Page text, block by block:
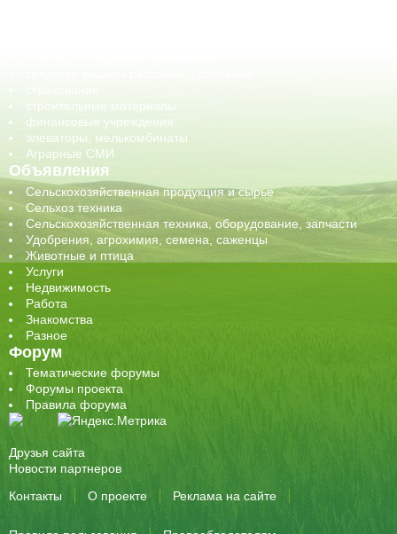
строительные материалы
финансовые учреждения
элеваторы, мелькомбинаты
Аграрные СМИ
Объявления
Сельскохозяйственная продукция и сырье
Сельхоз техника
Сельскохозяйственная техника, оборудование, запчасти
Удобрения, агрохимия, семена, саженцы
Животные и птица
Услуги
Недвижимость
Работа
Знакомства
Разное
Форум
Тематические форумы
Форумы проекта
Правила форума
Друзья сайта
Новости партнеров
Контакты
О проекте Реклама на сайте